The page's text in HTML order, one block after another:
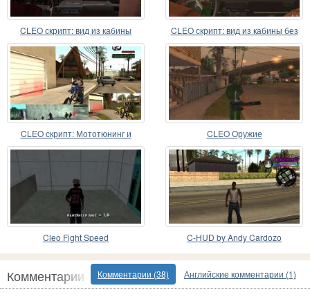
CLEO скрипт: вид из кабины
CLEO скрипт: вид из кабины без
NumPad
CLEO скрипт: Мототюнинг и
мотофристайл
CLEO Оружие
Cleo Fight Speed C-HUD by Andy Cardozo
Комментарии (38) Английские комментарии (1)
Комментарии